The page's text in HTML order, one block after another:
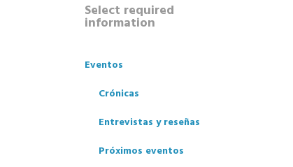
Select required
information
Eventos
Crónicas
Entrevistas y reseñas
Próximos eventos